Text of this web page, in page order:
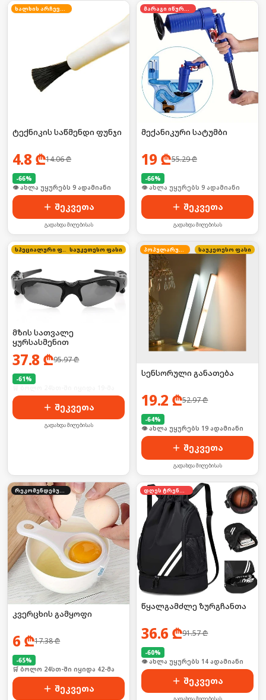
ხალხის არჩევანი
ტექნიკის საწმენდი ფუნჯი
4.8 ₾14.06₾
-66%
🛒 ბოლო 24სთ-ში იყიდა 16-მა
შეკვეთა
გადახდა მიღებისას
მარაგი იწურება
მექანიკური სატუმბი
19 ₾55.29₾
-66%
🛒 ბოლო 24სთ-ში იყიდა 10-მა
შეკვეთა
გადახდა მიღებისას
სპეციალური ფასი საუკეთესო ფასი
მზის სათვალე
ყურსასმენით
37.8 ₾95.97₾
-61%
შეკვეთა
გადახდა მიღებისას
პოპულარული საუკეთესო ფასი
სენსორული განათება
19.2 ₾52.97₾
-64%
🛒 ბოლო 24სთ-ში იყიდა 2-მა
შეკვეთა
გადახდა მიღებისას
რეკომენდებული
კვერცხის გამყოფი
6 ₾17.38₾
-65%
🛒 ბოლო 24სთ-ში იყიდა 42-მა
შეკვეთა
დღეს ტრენდში
წყალგამძლე ზურგჩანთა
36.6 ₾91.57₾
-60%
🛒 ბოლო 24სთ-ში იყიდა 21-მა
შეკვეთა
გადახდა მიღებისას